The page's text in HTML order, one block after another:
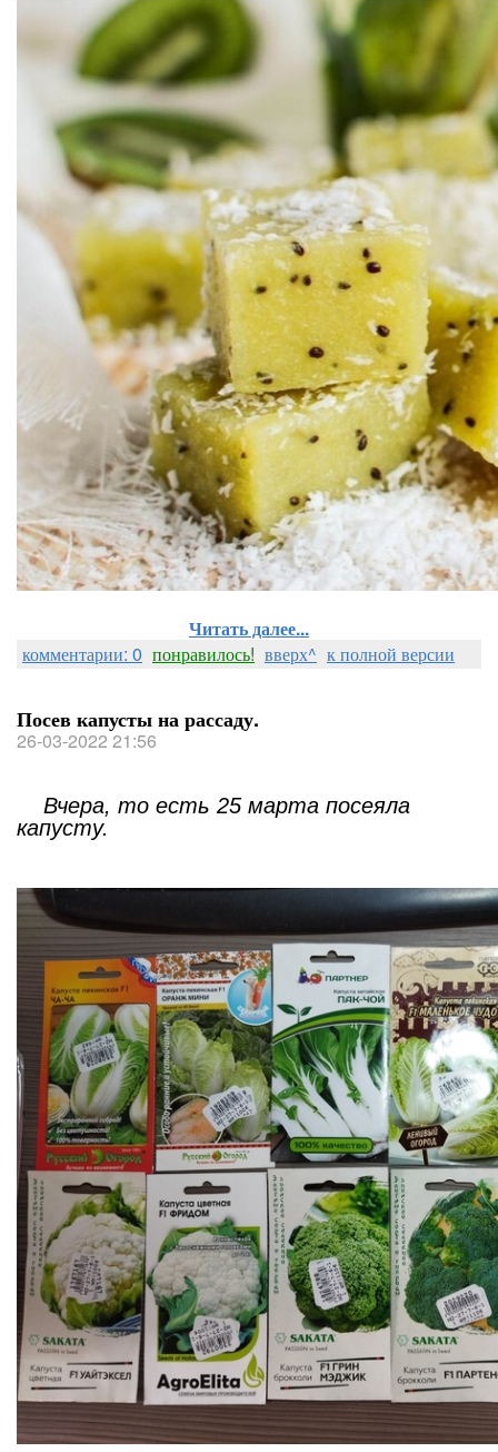
Читать далее...
комментарии: 0 понравилось! вверх^ к полной версии
Посев капусты на рассаду.
26-03-2022 21:56
Вчера, то есть 25 марта посеяла
капусту.